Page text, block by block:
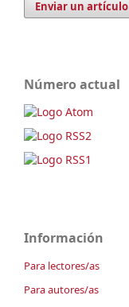
Enviar un artículo
Número actual
Información
Para lectores/as
Para autores/as